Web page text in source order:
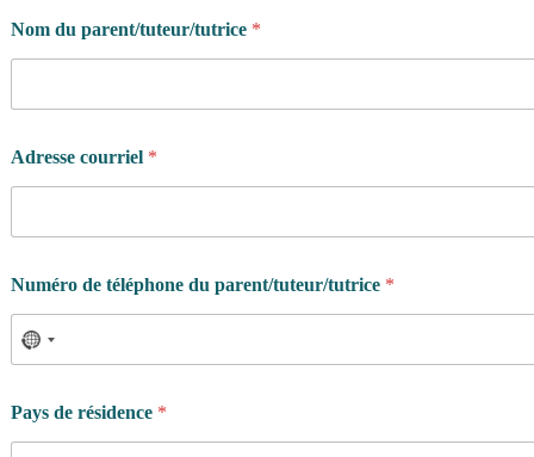
Nom du parent/tuteur/tutrice *
Adresse courriel *
Numéro de téléphone du parent/tuteur/tutrice *
Pays de résidence *